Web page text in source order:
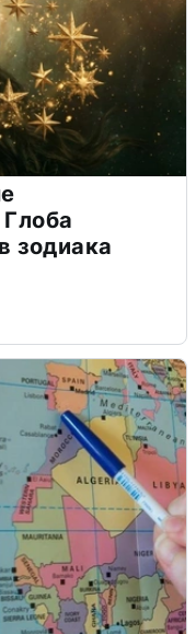
зодиака